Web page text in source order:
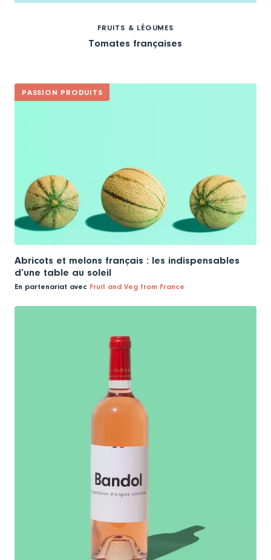
FRUITS & LÉGUMES
Tomates françaises
PASSION PRODUITS
Abricots et melons français : les indispensables
d’une table au soleil
En partenariat avec Fruit and Veg from France